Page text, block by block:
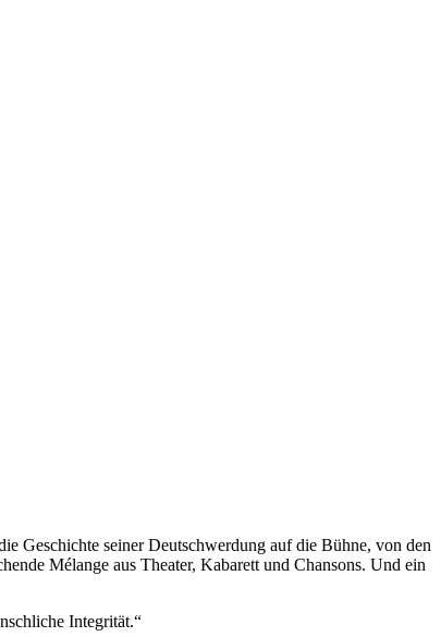
Geschichte seiner Deutschwerdung auf die Bühne, von den
Mélange aus Theater, Kabarett und Chansons. Und ein
Integrität.“